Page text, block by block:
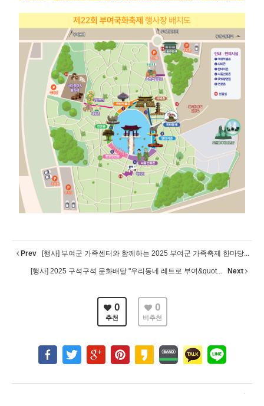
Prev [행사] 부여군 가족센터와 함께하는 2025 부여군 가족축제 한마당...
[행사] 2025 구석구석 문화배달 "우리동네 레트로 부여&quot... Next
0
추천
0
비추천